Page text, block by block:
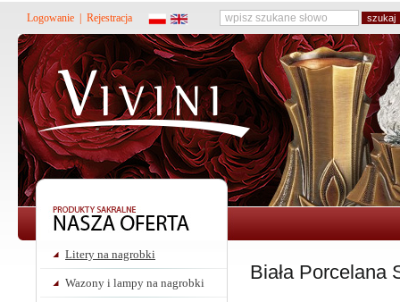
Logowanie Rejestracja
Litery na nagrobki
Wazony i lampy na nagrobki Biała Porcelana